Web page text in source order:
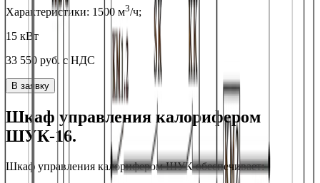
Характеристики: 1500 м3/ч;
15 кВт
33 550 руб. с НДС
В заявку
Шкаф управления калорифером
ШУК-16.
Шкаф управления калорифером ШУК обеспечивает: